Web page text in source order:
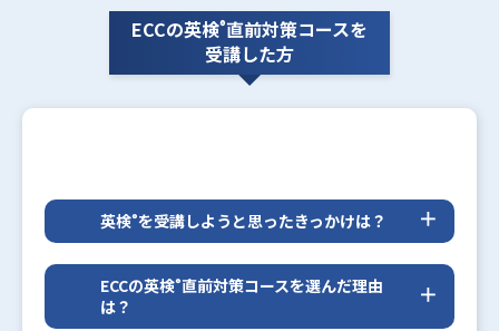
ECCの英検®直前対策コースを
受講した方
英検®を受講しようと思ったきっかけは？
グローバル化しているので、将来に向けて、自分の
英語力をアピールできる資格がほしかったため。
ECCの英検®直前対策コースを選んだ理由
は？